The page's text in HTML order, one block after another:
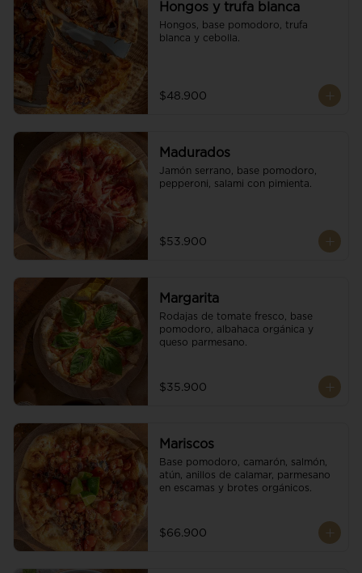
Hongos y trufa blanca
Hongos, base pomodoro, trufa
blanca y cebolla.
$48.900
Madurados
Jamón serrano, base pomodoro,
pepperoni, salami con pimienta.
$53.900
Margarita
Rodajas de tomate fresco, base
pomodoro, albahaca orgánica y
queso parmesano.
$35.900
Mariscos
Base pomodoro, camarón, salmón,
atún, anillos de calamar, parmesano
en escamas y brotes orgánicos.
$66.900